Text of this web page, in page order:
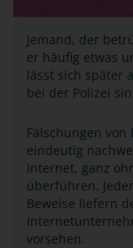
Jemand, der
er häufig etwas
lässt sich später
bei der Polizei
Fälschungen
eindeutig
Internet, ganz
überführen.
Beweise liefern
vorsehen.